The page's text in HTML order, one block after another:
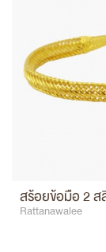
สร้อยข้อมือ 2 ส
Rattanawalee